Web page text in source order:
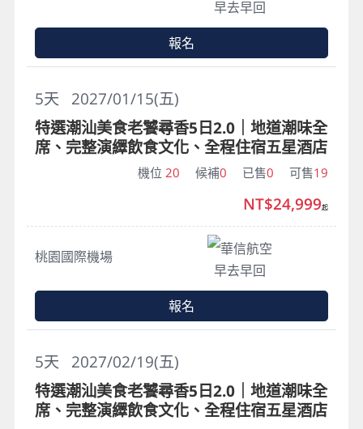
早去早回
報名
2027/01/15(五)
5天
特選潮汕美食老饕尋香5日2.0｜地道潮味全
席、完整演繹飲食文化、全程住宿五星酒店
機位 20 候補0 已售0 可售19
桃園國際機場
華信航空
早去早回
NT$24,999起
報名
2027/02/19(五)
5天
特選潮汕美食老饕尋香5日2.0｜地道潮味全
席、完整演繹飲食文化、全程住宿五星酒店